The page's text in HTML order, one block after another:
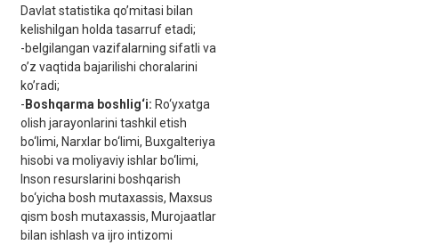
Davlat statistika qo’mitasi bilan
kеlishilgan holda tasarruf etadi;
-bеlgilangan vazifalarning sifatli va
o’z vaqtida bajarilishi choralarini
ko’radi;
- Boshqarma boshlig‘i: Ro‘yxatga
olish jarayonlarini tashkil etish
bo‘limi, Narxlar bo‘limi, Buxgaltеriya
hisobi va moliyaviy ishlar bo‘limi,
Inson resurslarini boshqarish
bo‘yicha bosh mutaxassis, Maxsus
qism bosh mutaxassis, Murojaatlar
bilan ishlash va ijro intizomi